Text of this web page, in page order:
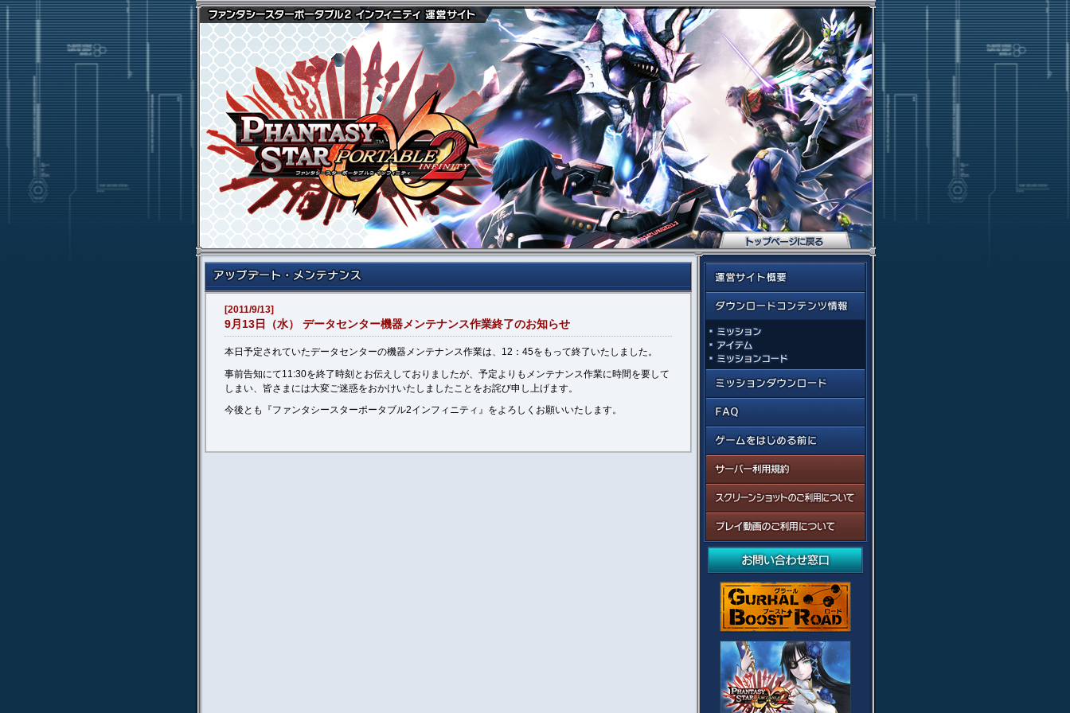
[2011/9/13]
9月13日（水） データセンター機器メンテナンス作業終了のお知らせ
本日予定されていたデータセンターの機器メンテナンス作業は、12：45をもって終了いたしました。
事前告知にて11:30を終了時刻とお伝えしておりましたが、予定よりもメンテナンス作業に時間を要して
しまい、皆さまには大変ご迷惑をおかけいたしましたことをお詫び申し上げます。
今後とも『ファンタシースターポータブル2インフィニティ』をよろしくお願いいたします。